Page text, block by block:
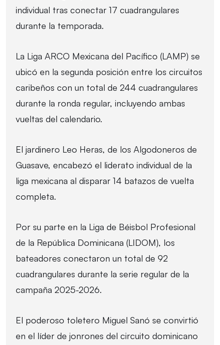
individual tras conectar 17 cuadrangulares
durante la temporada.
La Liga ARCO Mexicana del Pacífico (LAMP) se
ubicó en la segunda posición entre los circuitos
caribeños con un total de 244 cuadrangulares
durante la ronda regular, incluyendo ambas
vueltas del calendario.
El jardinero Leo Heras, de los Algodoneros de
Guasave, encabezó el liderato individual de la
liga mexicana al disparar 14 batazos de vuelta
completa.
Por su parte en la Liga de Béisbol Profesional
de la República Dominicana (LIDOM), los
bateadores conectaron un total de 92
cuadrangulares durante la serie regular de la
campaña 2025-2026.
El poderoso toletero Miguel Sanó se convirtió
en el líder de jonrones del circuito dominicano